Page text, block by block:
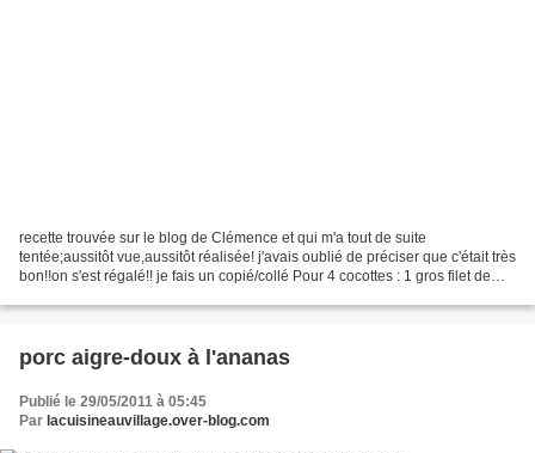
recette trouvée sur le blog de Clémence et qui m'a tout de suite
tentée;aussitôt vue,aussitôt réalisée! j'avais oublié de préciser que c'était très
bon!!on s'est régalé!! je fais un copié/collé Pour 4 cocottes : 1 gros filet de
porc aigre-doux à l'ananas
Publié le 29/05/2011 à 05:45
Par lacuisineauvillage.over-blog.com